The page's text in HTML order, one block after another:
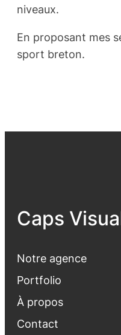
niveaux.
En proposant mes
sport breton.
Caps
Notre agence
Portfolio
À propos
Contact